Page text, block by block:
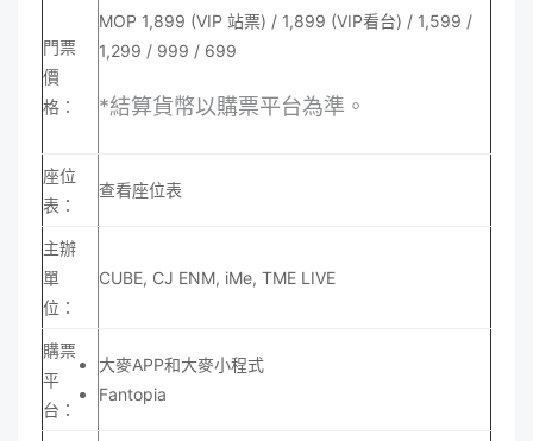
門票
價
格：
MOP 1,899 (VIP 站票) / 1,899 (VIP看台) / 1,599 /
1,299 / 999 / 699
*結算貨幣以購票平台為準。
座位
表：
查看座位表
主辦
單
位：
CUBE, CJ ENM, iMe, TME LIVE
購票
平
台：
大麥APP和大麥小程式
Fantopia